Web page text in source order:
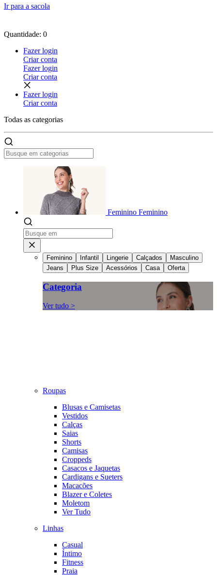
Ir para a sacola
Quantidade: 0
Fazer login
Criar conta
Fazer login
Criar conta
Fazer login
Criar conta
Todas as categorias
Feminino Feminino
Feminino Infantil Lingerie Calçados
Masculino
Jeans
Plus Size Acessórios Casa Oferta
Categoria
Ver tudo >
Roupas
Blusas e Camisetas
Vestidos
Calças
Saias
Shorts
Camisas
Croppeds
Casacos e Jaquetas
Cardigans e Sueters
Macacões
Blazer e Coletes
Moletom
Ver Tudo
Linhas
Casual
Íntimo
Fitness
Praia